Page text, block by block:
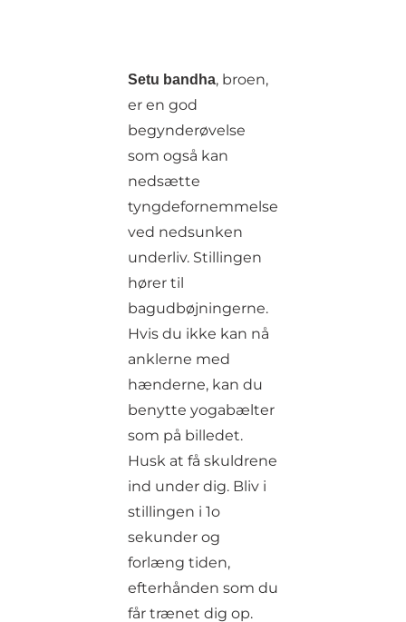
Setu bandha, broen,
er en god
begynderøvelse
som også kan
nedsætte
tyngdefornemmelse
ved nedsunken
underliv. Stillingen
hører til
bagudbøjningerne.
Hvis du ikke kan nå
anklerne med
hænderne, kan du
benytte yogabælter
som på billedet.
Husk at få skuldrene
ind under dig. Bliv i
stillingen i 1o
sekunder og
forlæng tiden,
efterhånden som du
får trænet dig op.